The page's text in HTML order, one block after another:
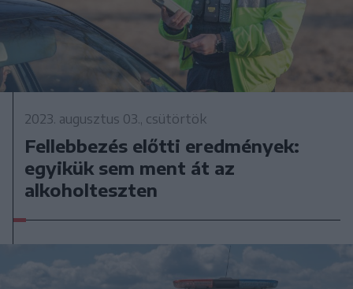
2023. augusztus 03., csütörtök
Fellebbezés előtti eredmények:
egyikük sem ment át az
alkoholteszten